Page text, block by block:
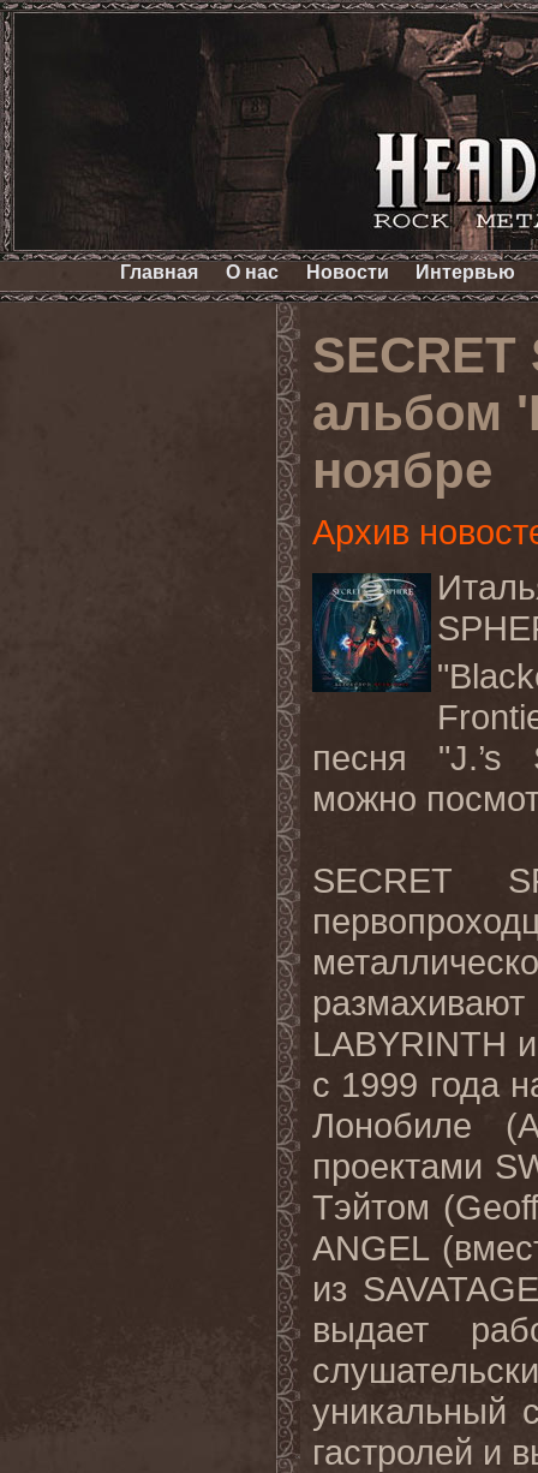
Главная О нас Новости Интервью
SECRET
альбом
ноябре
Архив
песня "J.’s
можно
SECRET
LABYRINTH
с 1999 года
Лонобиле (
проектами
Тэйтом (Geoff
ANGEL
из SAVATAGE
выдает
уникальный
гастролей и